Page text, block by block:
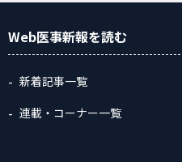
Web医事新報を読む
新着記事一覧
連載・コーナー一覧